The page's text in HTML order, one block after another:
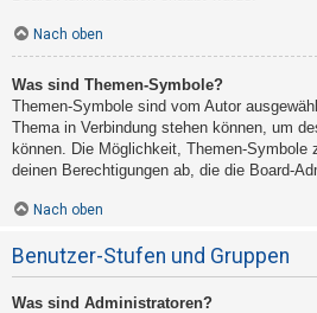
Nach oben
Was sind Themen-Symbole?
Themen-Symbole sind vom Autor
Thema in Verbindung stehen können, um
können. Die Möglichkeit, Themen-Symbole
deinen Berechtigungen ab, die die Board-
Nach oben
Benutzer-Stufen und Gruppen
Was sind Administratoren?